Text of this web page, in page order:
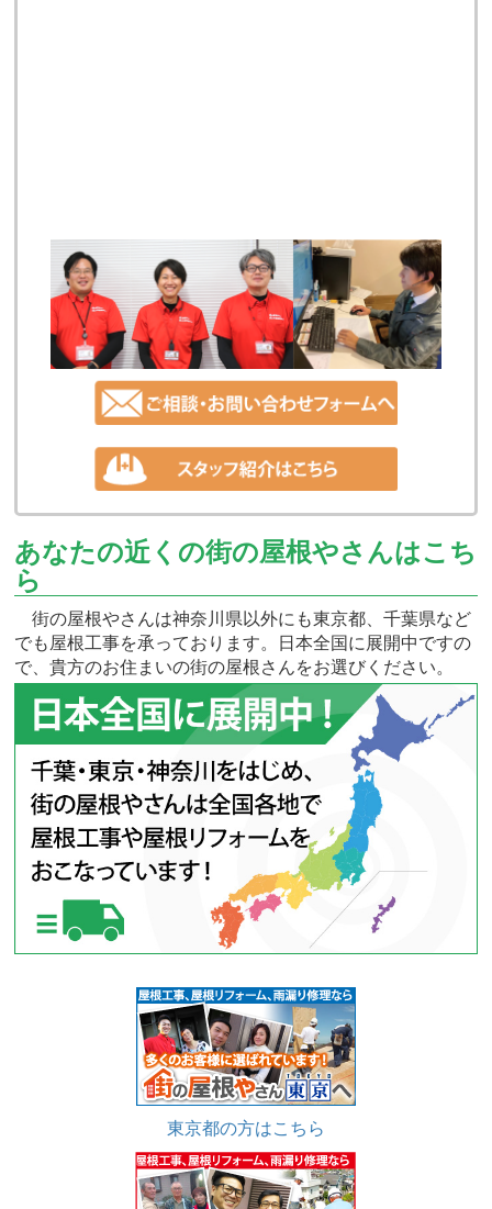
あなたの近くの街の屋根やさんはこち
ら
街の屋根やさんは神奈川県以外にも東京都、千葉県など
でも屋根工事を承っております。日本全国に展開中ですの
で、貴方のお住まいの街の屋根さんをお選びください。
東京都の方はこちら